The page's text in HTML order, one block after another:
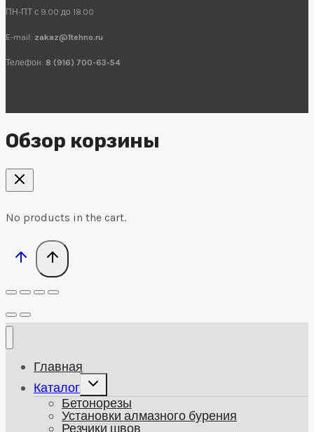
ПН-ПТ с 9.00 до 18.00
E-mail: zakaz@1tehno.ru
Телефон: 8 (916) 700-63-54
Обзор корзины
No products in the cart.
Главная
Каталог
Развернуть
дочернее
меню
Бетонорезы
Установки алмазного бурения
Резчики швов